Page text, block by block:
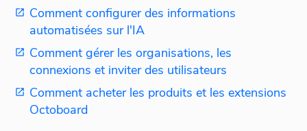
Comment configurer des informations
automatisées sur l'IA
Comment gérer les organisations, les
connexions et inviter des utilisateurs
Comment acheter les produits et les extensions
Octoboard